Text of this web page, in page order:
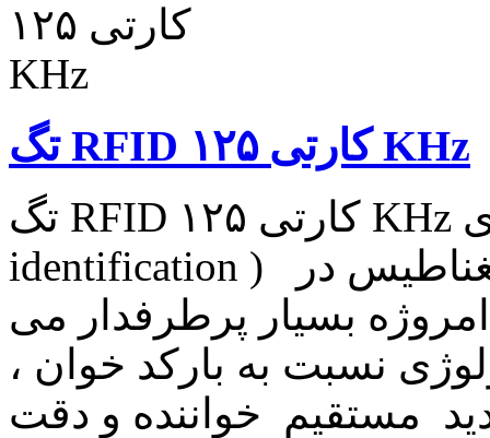
تگ RFID کارتی ۱۲۵ KHz
تگ RFID کارتی ۱۲۵ KHz تکنولوژی RFID (Radio-frequency
identification ) استفاده از امواج الکترومغناطیس در
بسیار پرطرفدار می
نسبت به بارکد خوان ،
مستقیم خواننده و دقت